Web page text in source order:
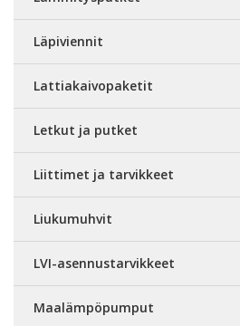
Läpiviennit
Lattiakaivopaketit
Letkut ja putket
Liittimet ja tarvikkeet
Liukumuhvit
LVI-asennustarvikkeet
Maalämpöpumput